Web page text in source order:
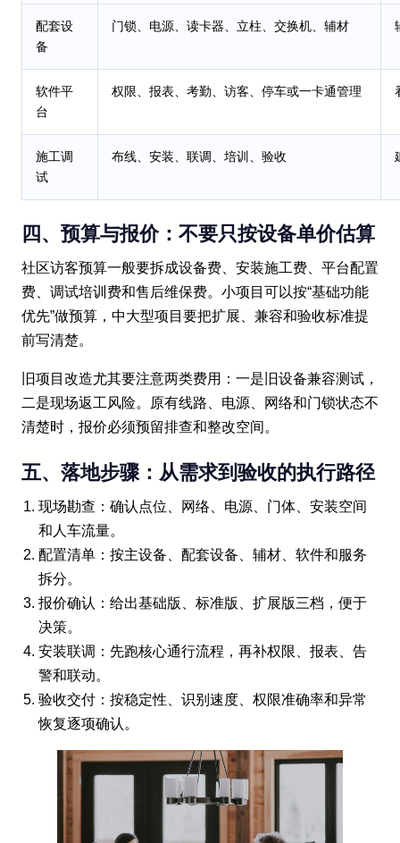
配套设
备
门锁、电源、读卡器、立柱、交换机、辅材
软件平
台
权限、报表、考勤、访客、停车或一卡通管理
施工调
试
布线、安装、联调、培训、验收
四、预算与报价：不要只按设备单价估算
社区访客预算一般要拆成设备费、安装施工费、平台配置
费、调试培训费和售后维保费。小项目可以按“基础功能
优先”做预算，中大型项目要把扩展、兼容和验收标准提
前写清楚。
旧项目改造尤其要注意两类费用：一是旧设备兼容测试，
二是现场返工风险。原有线路、电源、网络和门锁状态不
清楚时，报价必须预留排查和整改空间。
五、落地步骤：从需求到验收的执行路径
现场勘查：确认点位、网络、电源、门体、安装空间
和人车流量。
配置清单：按主设备、配套设备、辅材、软件和服务
拆分。
报价确认：给出基础版、标准版、扩展版三档，便于
决策。
安装联调：先跑核心通行流程，再补权限、报表、告
警和联动。
验收交付：按稳定性、识别速度、权限准确率和异常
恢复逐项确认。